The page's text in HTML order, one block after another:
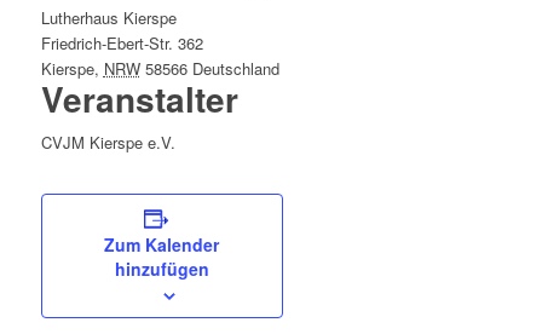
Lutherhaus Kierspe
Friedrich-Ebert-Str. 362
Kierspe, NRW 58566 Deutschland
Veranstalter
CVJM Kierspe e.V.
Zum Kalender
hinzufügen